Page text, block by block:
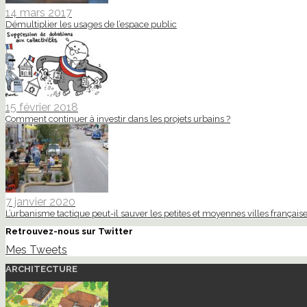
14 mars 2017
Démultiplier les usages de l’espace public
15 février 2018
Comment continuer à investir dans les projets urbains ?
7 janvier 2020
L’urbanisme tactique peut-il sauver les petites et moyennes villes
Retrouvez-nous sur Twitter
Mes Tweets
ARCHITECTURE